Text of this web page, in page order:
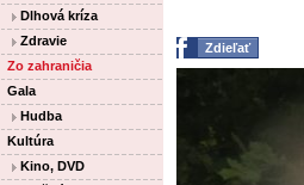
Dlhová kríza
Zdravie
Zo zahraničia
Gala
Hudba
Kultúra
Kino, DVD
Zdieľať